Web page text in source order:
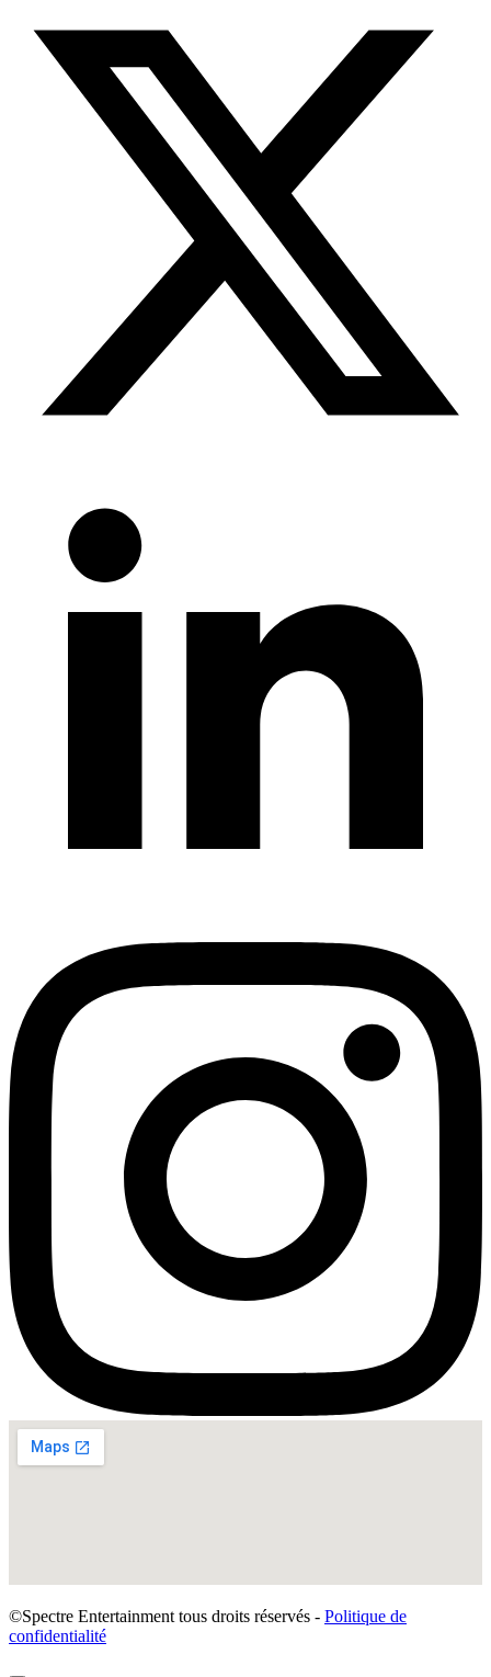
©Spectre Entertainment tous droits réservés - Politique de
confidentialité